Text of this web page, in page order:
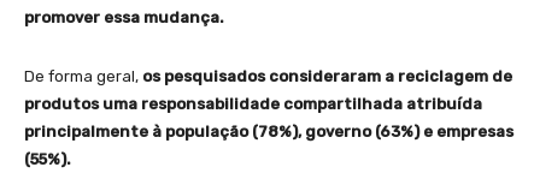
promover essa mudança.
De forma geral, os pesquisados consideraram a reciclagem de
produtos uma responsabilidade compartilhada atribuída
principalmente à população (78%), governo (63%) e empresas
(55%).